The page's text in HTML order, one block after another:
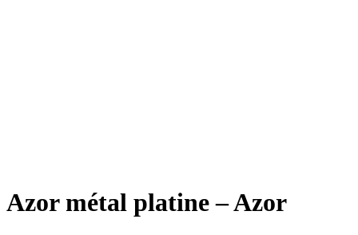
Azor métal platine – Azor